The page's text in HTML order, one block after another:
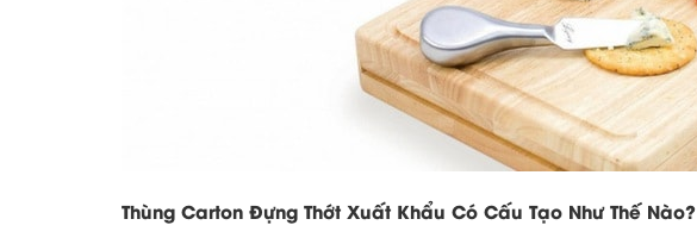
Thùng Carton Đựng Thớt Xuất Khẩu Có Cấu Tạo Như Thế Nào?